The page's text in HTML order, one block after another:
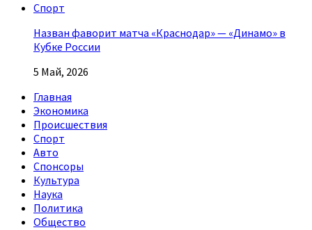
Спорт
Назван фаворит матча «Краснодар» — «Динамо» в
Кубке России
5 Май, 2026
Главная
Экономика
Происшествия
Спорт
Авто
Спонсоры
Культура
Наука
Политика
Общество